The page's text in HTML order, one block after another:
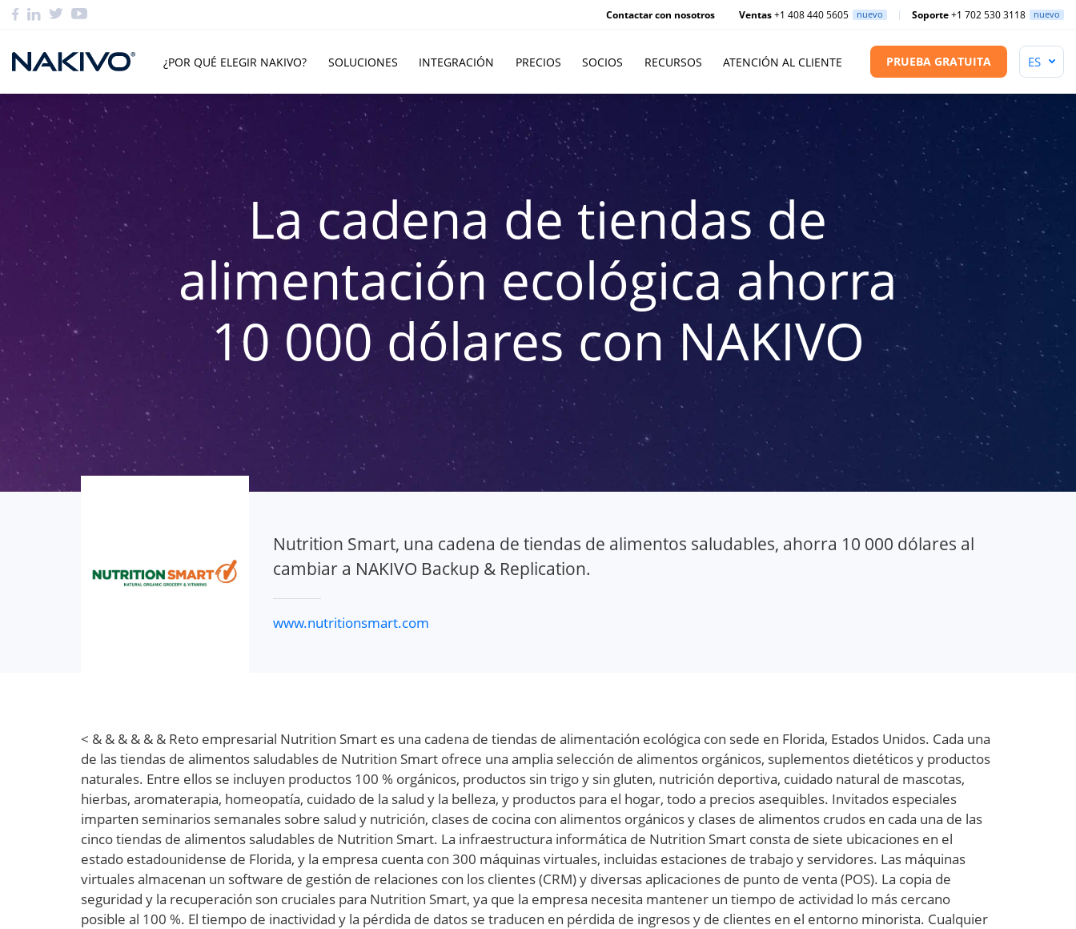
Contactar con nosotros Ventas+1 408 440 5605 nuevo Soporte+1 702 530 3118 nuevo
¿POR QUÉ ELEGIR NAKIVO? SOLUCIONES INTEGRACIÓN PRECIOS SOCIOS RECURSOS ATENCIÓN AL CLIENTE PRUEBA GRATUITA
La cadena de tiendas de
alimentación ecológica ahorra
10 000 dólares con NAKIVO
Nutrition Smart, una cadena de tiendas de alimentos saludables, ahorra 10 000 dólares al
cambiar a NAKIVO Backup & Replication.
www.nutritionsmart.com
< & & & & & & Reto empresarial Nutrition Smart es una cadena de tiendas de alimentación ecológica con sede en Florida, Estados Unidos. Cada una
de las tiendas de alimentos saludables de Nutrition Smart ofrece una amplia selección de alimentos orgánicos, suplementos dietéticos y productos
naturales. Entre ellos se incluyen productos 100 % orgánicos, productos sin trigo y sin gluten, nutrición deportiva, cuidado natural de mascotas,
hierbas, aromaterapia, homeopatía, cuidado de la salud y la belleza, y productos para el hogar, todo a precios asequibles. Invitados especiales
imparten seminarios semanales sobre salud y nutrición, clases de cocina con alimentos orgánicos y clases de alimentos crudos en cada una de las
cinco tiendas de alimentos saludables de Nutrition Smart. La infraestructura informática de Nutrition Smart consta de siete ubicaciones en el
estado estadounidense de Florida, y la empresa cuenta con 300 máquinas virtuales, incluidas estaciones de trabajo y servidores. Las máquinas
virtuales almacenan un software de gestión de relaciones con los clientes (CRM) y diversas aplicaciones de punto de venta (POS). La copia de
seguridad y la recuperación son cruciales para Nutrition Smart, ya que la empresa necesita mantener un tiempo de actividad lo más cercano
posible al 100 %. El tiempo de inactividad y la pérdida de datos se traducen en pérdida de ingresos y de clientes en el entorno minorista. Cualquier